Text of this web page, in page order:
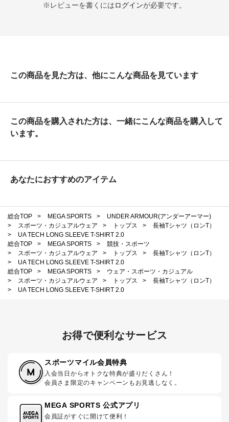
※レビューを書くにはログインが必要です。
この商品を見た方は、他にこんな商品を見ています
この商品を購入された方は、一緒にこんな商品を購入して
います。
あなたにおすすめのアイテム
総合TOP > MEGA SPORTS >
UNDER ARMOUR(アンダーアーマー)
>
スポーツ・カジュアルウェア > トップス >
長袖Tシャツ（ロンT）
>
UA TECH LONG SLEEVE T-SHIRT 2.0
総合TOP
> MEGA SPORTS >
競技・スポーツ
>
スポーツ・カジュアルウェア > トップス >
長袖Tシャツ（ロンT）
>
UA TECH LONG SLEEVE T-SHIRT 2.0
総合TOP
> MEGA SPORTS >
ウェア・スポーツ・カジュアル
>
スポーツ・カジュアルウェア > トップス >
長袖Tシャツ（ロンT）
>
UA TECH LONG SLEEVE T-SHIRT 2.0
お得で便利なサービス
スポーツマイル会員特典
入会当日からオトクな特典が盛りだくさん！
会員さま限定のキャンペーンもお見逃しなく。
MEGA SPORTS 公式アプリ
会員証がすぐに開けて便利！